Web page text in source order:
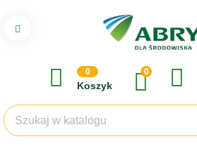
0
Koszyk
0